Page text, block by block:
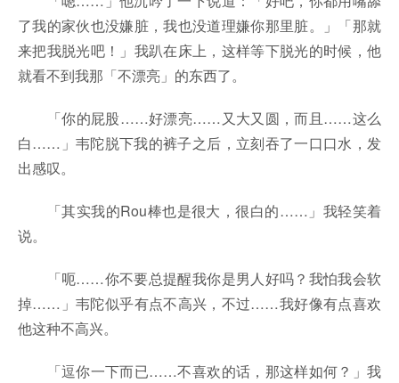
了我的家伙也没嫌脏，我也没道理嫌你那里脏。」「那就
来把我脱光吧！」我趴在床上，这样等下脱光的时候，他
就看不到我那「不漂亮」的东西了。
「你的屁股……好漂亮……又大又圆，而且……这么
白……」韦陀脱下我的裤子之后，立刻吞了一口口水，发
出感叹。
「其实我的Rou棒也是很大，很白的……」我轻笑着
说。
「呃……你不要总提醒我你是男人好吗？我怕我会软
掉……」韦陀似乎有点不高兴，不过……我好像有点喜欢
他这种不高兴。
「逗你一下而已……不喜欢的话，那这样如何？」我